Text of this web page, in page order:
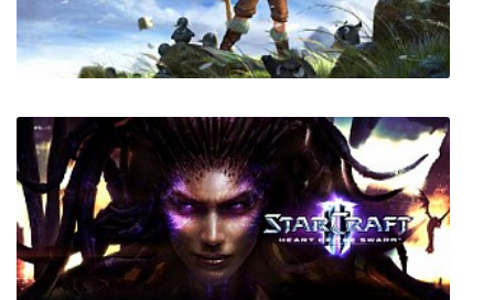
Subterrain
Kena: Bridge of Spirits